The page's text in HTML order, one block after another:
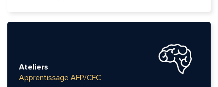
Ateliers
Apprentissage AFP/CFC